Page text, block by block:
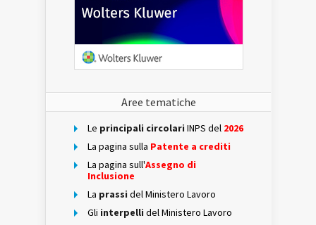
Aree tematiche
Le principali circolari INPS del 2026
La pagina sulla Patente a crediti
La pagina sull'Assegno di
Inclusione
La prassi del Ministero Lavoro
Gli interpelli del Ministero Lavoro